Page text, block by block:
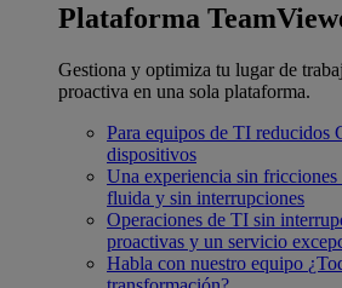
Plataforma
Gestiona y optimiza tu lugar de
proactiva en una sola plataforma.
Para equipos de TI reducidos
dispositivos
Una experiencia sin fricciones
fluida y sin interrupciones
Operaciones de TI sin
proactivas y un servicio
Habla con nuestro equipo